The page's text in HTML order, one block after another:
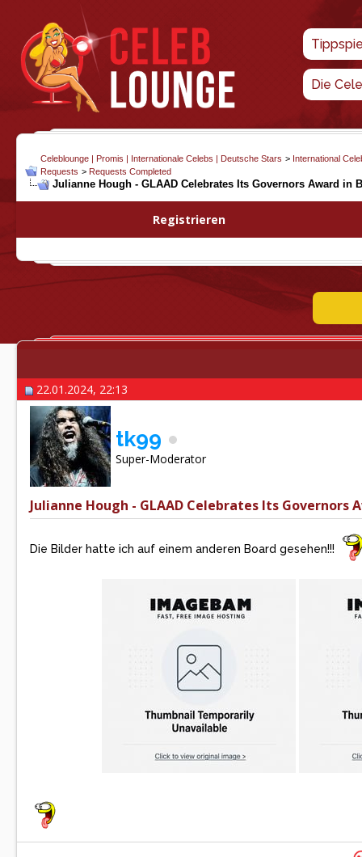
Die
Celeblounge | Promis | Internationale Celebs | Deutsche Stars > International
Requests > Requests Completed
Julianne Hough - GLAAD Celebrates Its Governors Award in
Registrieren
22.01.2024, 22:13
tk99
Super-Moderator
Julianne Hough - GLAAD Celebrates Its Governors
Die Bilder hatte ich auf einem anderen Board gesehen!!!